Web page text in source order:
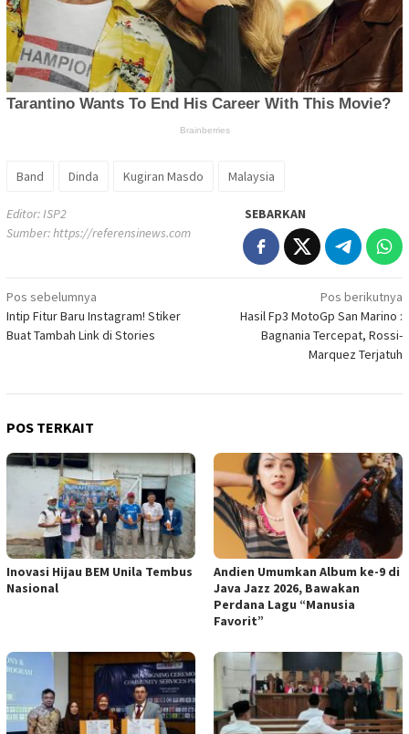
Band Dinda Kugiran Masdo Malaysia
Editor: ISP2
Sumber:https://referensinews.com
SEBARKAN
Navigasi
pos
Pos sebelumnya
Intip Fitur Baru Instagram! Stiker
Buat Tambah Link di Stories
Pos berikutnya
Hasil Fp3 MotoGp San Marino :
Bagnania Tercepat, Rossi-
Marquez Terjatuh
POS TERKAIT
Inovasi Hijau BEM Unila Tembus
Nasional
Andien Umumkan Album ke-9 di
Java Jazz 2026, Bawakan
Perdana Lagu “Manusia
Favorit”